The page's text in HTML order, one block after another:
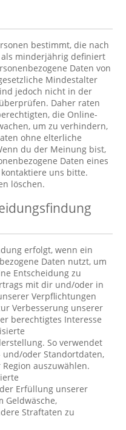
bestimmt, die nach
minderjährig definiert
Daten von
Mindestalter
jedoch nicht in der
Daher raten
die Online-
um zu verhindern,
ohne elterliche
du der Meinung bist,
Daten eines
uns bitte.
löschen.
erfolgt, wenn ein
Daten nutzt, um
Entscheidung zu
mit dir und/oder in
Verpflichtungen
Verbesserung unserer
berechtigtes Interesse
So verwendet
und/oder Standortdaten,
auszuwählen.
Erfüllung unserer
Geldwäsche,
Straftaten zu